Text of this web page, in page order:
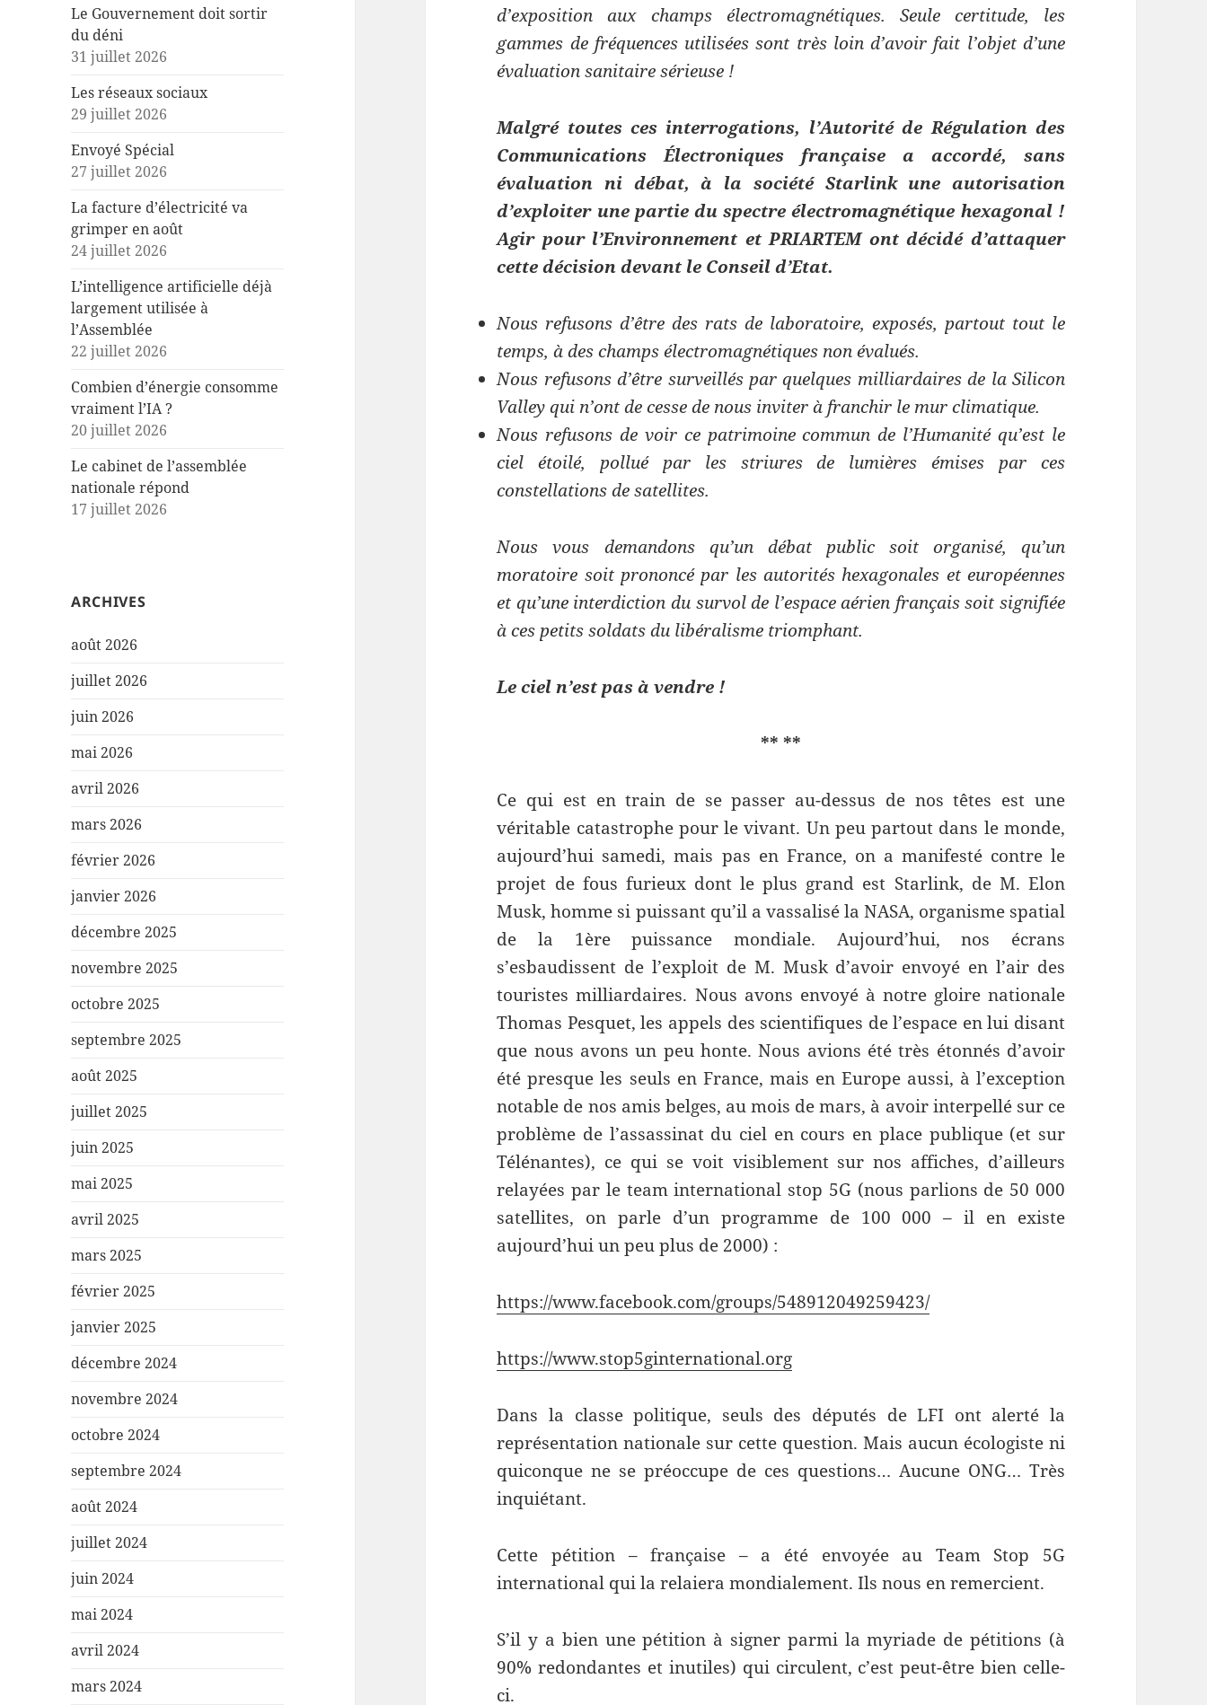
Le Gouvernement doit sortir
du déni
31 juillet 2026
Les réseaux sociaux
29 juillet 2026
Envoyé Spécial
27 juillet 2026
La facture d’électricité va
grimper en août
24 juillet 2026
L’intelligence artificielle déjà
largement utilisée à
l’Assemblée
22 juillet 2026
Combien d’énergie consomme
vraiment l’IA ?
20 juillet 2026
Le cabinet de l’assemblée
nationale répond
17 juillet 2026
ARCHIVES
août 2026
juillet 2026
juin 2026
mai 2026
avril 2026
mars 2026
février 2026
janvier 2026
décembre 2025
novembre 2025
octobre 2025
septembre 2025
août 2025
juillet 2025
juin 2025
mai 2025
avril 2025
mars 2025
février 2025
janvier 2025
décembre 2024
novembre 2024
octobre 2024
septembre 2024
août 2024
juillet 2024
juin 2024
mai 2024
avril 2024
mars 2024
d’exposition aux champs électromagnétiques. Seule certitude, les
gammes de fréquences utilisées sont très loin d’avoir fait l’objet d’une
évaluation sanitaire sérieuse !
Malgré toutes ces interrogations, l’Autorité de Régulation des
Communications Électroniques française a accordé, sans
évaluation ni débat, à la société Starlink une autorisation
d’exploiter une partie du spectre électromagnétique hexagonal !
Agir pour l’Environnement et PRIARTEM ont décidé d’attaquer
cette décision devant le Conseil d’Etat.
Nous refusons d’être des rats de laboratoire, exposés, partout tout le
temps, à des champs électromagnétiques non évalués.
Nous refusons d’être surveillés par quelques milliardaires de la Silicon
Valley qui n’ont de cesse de nous inviter à franchir le mur climatique.
Nous refusons de voir ce patrimoine commun de l’Humanité qu’est le
ciel étoilé, pollué par les striures de lumières émises par ces
constellations de satellites.
Nous vous demandons qu’un débat public soit organisé, qu’un
moratoire soit prononcé par les autorités hexagonales et européennes
et qu’une interdiction du survol de l’espace aérien français soit signifiée
à ces petits soldats du libéralisme triomphant.
Le ciel n’est pas à vendre !
** **
Ce qui est en train de se passer au-dessus de nos têtes est une
véritable catastrophe pour le vivant. Un peu partout dans le monde,
aujourd’hui samedi, mais pas en France, on a manifesté contre le
projet de fous furieux dont le plus grand est Starlink, de M. Elon
Musk, homme si puissant qu’il a vassalisé la NASA, organisme spatial
de la 1ère puissance mondiale. Aujourd’hui, nos écrans
s’esbaudissent de l’exploit de M. Musk d’avoir envoyé en l’air des
touristes milliardaires. Nous avons envoyé à notre gloire nationale
Thomas Pesquet, les appels des scientifiques de l’espace en lui disant
que nous avons un peu honte. Nous avions été très étonnés d’avoir
été presque les seuls en France, mais en Europe aussi, à l’exception
notable de nos amis belges, au mois de mars, à avoir interpellé sur ce
problème de l’assassinat du ciel en cours en place publique (et sur
Télénantes), ce qui se voit visiblement sur nos affiches, d’ailleurs
relayées par le team international stop 5G (nous parlions de 50 000
satellites, on parle d’un programme de 100 000 – il en existe
aujourd’hui un peu plus de 2000) :
https://www.facebook.com/groups/548912049259423/
https://www.stop5ginternational.org
Dans la classe politique, seuls des députés de LFI ont alerté la
représentation nationale sur cette question. Mais aucun écologiste ni
quiconque ne se préoccupe de ces questions… Aucune ONG… Très
inquiétant.
Cette pétition – française – a été envoyée au Team Stop 5G
international qui la relaiera mondialement. Ils nous en remercient.
S’il y a bien une pétition à signer parmi la myriade de pétitions (à
90% redondantes et inutiles) qui circulent, c’est peut-être bien celle-
ci.